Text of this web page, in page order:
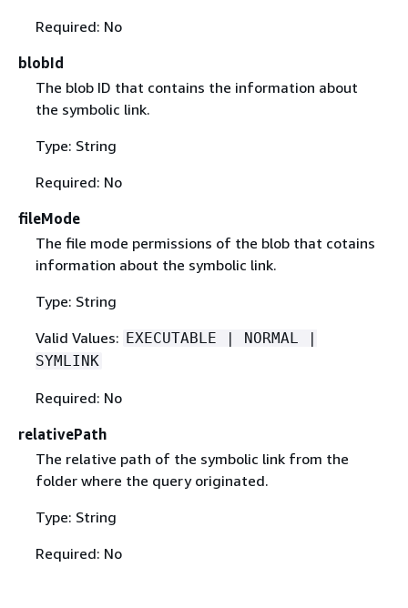
Required: No
blobId
The blob ID that contains the information about
the symbolic link.
Type: String
Required: No
fileMode
The file mode permissions of the blob that cotains
information about the symbolic link.
Type: String
Valid Values: EXECUTABLE | NORMAL |
SYMLINK
Required: No
relativePath
The relative path of the symbolic link from the
folder where the query originated.
Type: String
Required: No